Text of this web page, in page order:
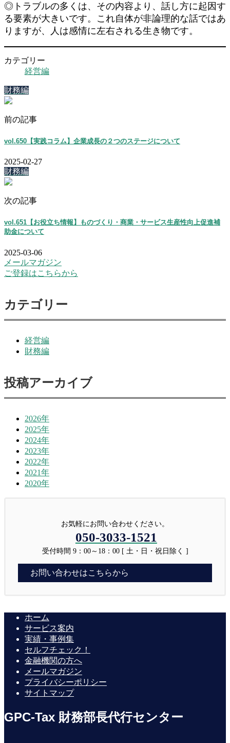
◎トラブルの多くは、その内容より、話し方に起因す
る要素が大きいです。これ自体が非論理的な話ではあ
りますが、人は感情に左右される生き物です。
カテゴリー
経営編
財務編
前の記事
vol.650【実践コラム】企業成長の２つのステージについて
2025-02-27
財務編
次の記事
vol.651【お役立ち情報】ものづくり・商業・サービス生産性向上促進補
助金について
2025-03-06
メールマガジン
ご登録はこちらから
カテゴリー
経営編
財務編
投稿アーカイブ
2026年
2025年
2024年
2023年
2022年
2021年
2020年
お気軽にお問い合わせください。
050-3033-1521
受付時間 9：00～18：00 [ 土・日・祝日除く ]
お問い合わせはこちらから
ホーム
サービス案内
実績・事例集
セルフチェック！
金融機関の方へ
メールマガジン
プライバシーポリシー
サイトマップ
GPC-Tax 財務部長代行センター